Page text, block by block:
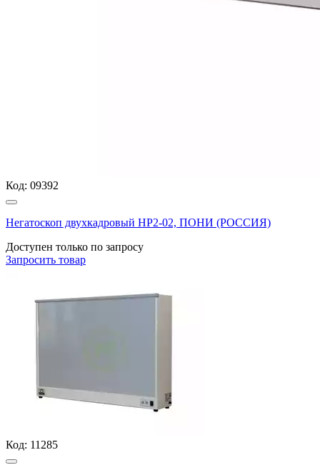
Код: 09392
Негатоскоп двухкадровый НР2-02, ПОНИ (РОССИЯ)
Доступен только по запросу
Запросить товар
Код: 11285